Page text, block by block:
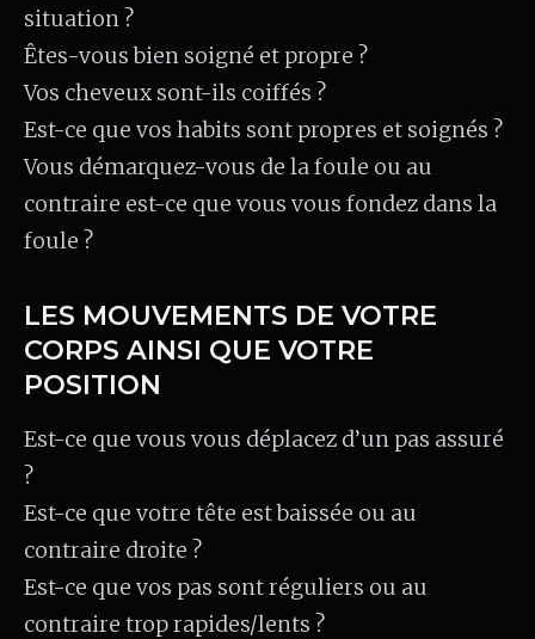
situation ?
Êtes-vous bien soigné et propre ?
Vos cheveux sont-ils coiffés ?
Est-ce que vos habits sont propres et soignés ?
Vous démarquez-vous de la foule ou au
contraire est-ce que vous vous fondez dans la
foule ?
LES MOUVEMENTS DE VOTRE
CORPS AINSI QUE VOTRE
POSITION
Est-ce que vous vous déplacez d’un pas assuré
?
Est-ce que votre tête est baissée ou au
contraire droite ?
Est-ce que vos pas sont réguliers ou au
contraire trop rapides/lents ?